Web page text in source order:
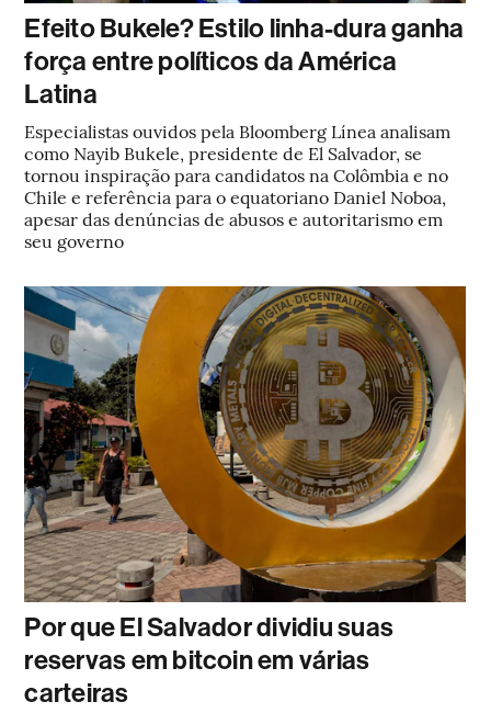
Efeito Bukele? Estilo linha-dura ganha
força entre políticos da América
Latina
Especialistas ouvidos pela Bloomberg Línea analisam
como Nayib Bukele, presidente de El Salvador, se
tornou inspiração para candidatos na Colômbia e no
Chile e referência para o equatoriano Daniel Noboa,
apesar das denúncias de abusos e autoritarismo em
seu governo
Por que El Salvador dividiu suas
reservas em bitcoin em várias
carteiras